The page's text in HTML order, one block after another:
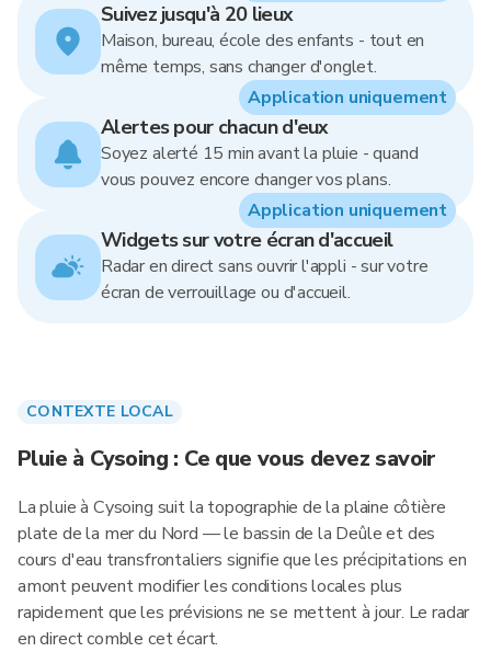
Suivez jusqu'à 20 lieux
Maison, bureau, école des enfants - tout en
même temps, sans changer d'onglet.
Alertes pour chacun d'eux
Soyez alerté 15 min avant la pluie - quand
vous pouvez encore changer vos plans.
Application uniquement
Widgets sur votre écran d'accueil
Radar en direct sans ouvrir l'appli - sur votre
écran de verrouillage ou d'accueil.
Application uniquement
CONTEXTE LOCAL
Pluie à Cysoing : Ce que vous devez savoir
La pluie à Cysoing suit la topographie de la plaine côtière
plate de la mer du Nord — le bassin de la Deûle et des
cours d'eau transfrontaliers signifie que les précipitations en
amont peuvent modifier les conditions locales plus
rapidement que les prévisions ne se mettent à jour. Le radar
en direct comble cet écart.